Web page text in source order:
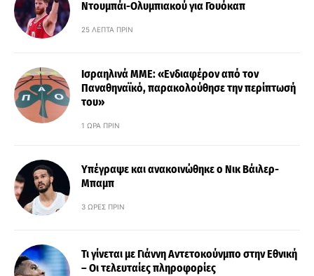
Ντουμπάι-Ολυμπιακού για Γουόκαπ
25 ΛΕΠΤΆ ΠΡΙΝ
Ισραηλινά ΜΜΕ: «Ενδιαφέρον από τον
Παναθηναϊκό, παρακολούθησε την περίπτωσή
του»
1 ΏΡΑ ΠΡΙΝ
Υπέγραψε και ανακοινώθηκε ο Νικ Βάιλερ-
Μπαμπ
3 ΏΡΕΣ ΠΡΙΝ
Τι γίνεται με Γιάννη Αντετοκούνμπο στην Εθνική
– Οι τελευταίες πληροφορίες